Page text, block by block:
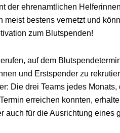
der ehrenamtlichen
bestens vernetzt und
zum Blutspenden!
auf dem
und Erstspender zu
Die drei Teams jedes
erreichen konnten,
auch für die Ausrichtung eines